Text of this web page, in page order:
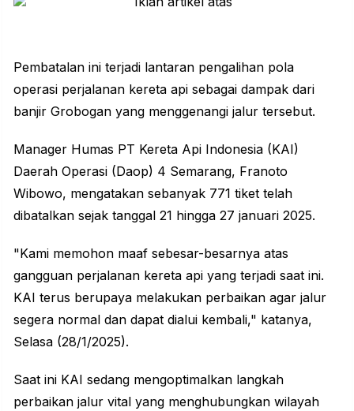
Pembatalan ini terjadi lantaran pengalihan pola
operasi perjalanan kereta api sebagai dampak dari
banjir Grobogan yang menggenangi jalur tersebut.
Manager Humas PT Kereta Api Indonesia (KAI)
Daerah Operasi (Daop) 4 Semarang, Franoto
Wibowo, mengatakan sebanyak 771 tiket telah
dibatalkan sejak tanggal 21 hingga 27 januari 2025.
"Kami memohon maaf sebesar-besarnya atas
gangguan perjalanan kereta api yang terjadi saat ini.
KAI terus berupaya melakukan perbaikan agar jalur
segera normal dan dapat dialui kembali," katanya,
Selasa (28/1/2025).
Saat ini KAI sedang mengoptimalkan langkah
perbaikan jalur vital yang menghubungkan wilayah